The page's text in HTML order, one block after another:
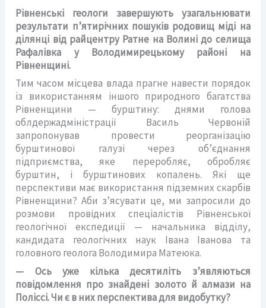
Рівненські геологи завершують узагальнювати
результати п’ятирічних пошуків родовищ міді на
ділянці від райцентру Ратне на Волині до селища
Рафалівка у Володимирецькому районі на
Рівненщині.
Тим часом місцева влада прагне навести порядок
із використанням іншого природного багатства
Рівненщини — бурштину: днями голова
облдержадміністрації Василь Червоній
запропонував провести реорганізацію
бурштинової галузі через об’єднання
підприємства, яке переробляє, обробляє
бурштин, і бурштинових копалень. Які ще
перспективи має використання підземних скарбів
Рівненщини? Аби з’ясувати це, ми запросили до
розмови провідних спеціалістів Рівненської
геологічної експедиції — начальника відділу,
кандидата геологічних наук Івана Іванова та
головного геолога Володимира Матеюка.
— Ось уже кілька десятиліть з’являються
повідомлення про знайдені золото й алмази на
Поліссі. Чи є в них перспектива для видобутку?